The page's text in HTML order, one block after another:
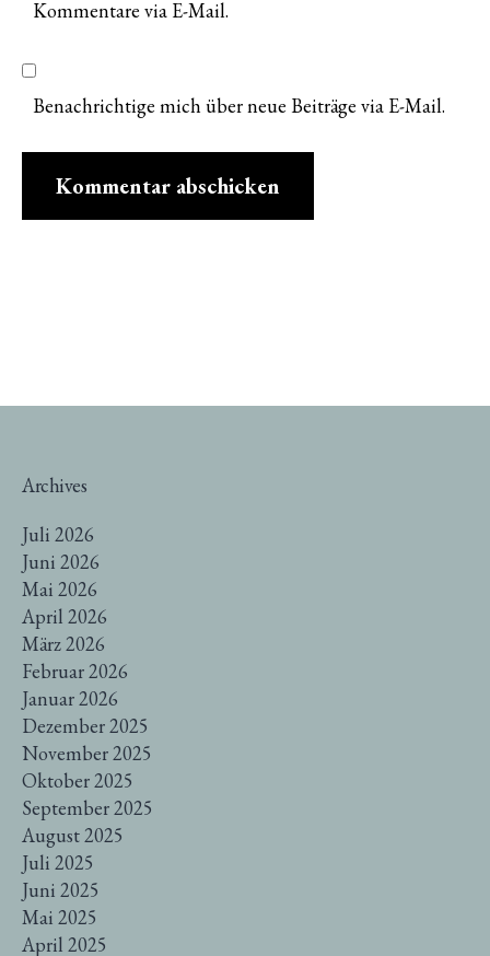
Kommentare via E-Mail.
Benachrichtige mich über neue Beiträge via E-Mail.
Archives
Juli 2026
Juni 2026
Mai 2026
April 2026
März 2026
Februar 2026
Januar 2026
Dezember 2025
November 2025
Oktober 2025
September 2025
August 2025
Juli 2025
Juni 2025
Mai 2025
April 2025